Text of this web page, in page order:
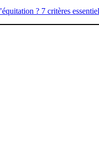
? 7 critères